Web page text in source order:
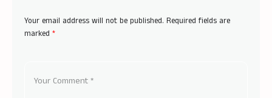
Your email address will not be published. Required fields are
marked *